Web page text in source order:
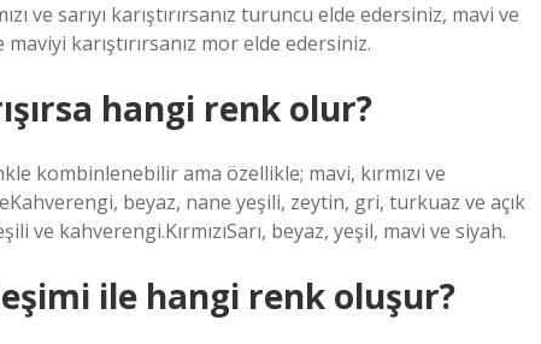
ve sarıyı karıştırırsanız turuncu elde edersiniz, mavi ve
maviyi karıştırırsanız mor elde edersiniz.
hangi renk olur?
kombinlenebilir ama özellikle; mavi, kırmızı ve
beyaz, nane yeşili, zeytin, gri, turkuaz ve açık
ve kahverengi.KırmızıSarı, beyaz, yeşil, mavi ve siyah.
ile hangi renk oluşur?